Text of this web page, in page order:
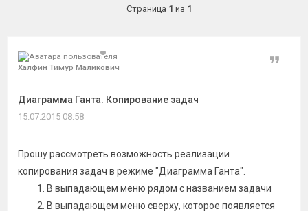
Страница 1 из 1
Халфин Тимур Маликович
Диаграмма Ганта. Копирование задач
Цитата
15.07.2015 08:58
Прошу рассмотреть возможность реализации
копирования задач в режиме "Диаграмма Ганта".
В выпадающем меню рядом с названием задачи
В выпадающем меню сверху, которое появляется